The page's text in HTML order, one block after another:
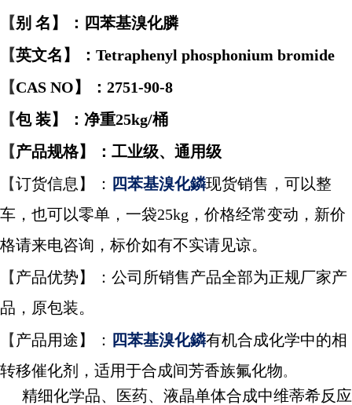
【别 名 】
：四苯基溴化膦
【英文名 】
：Tetraphenyl phosphonium bromide
【CAS NO】
：2751-90-8
【包 装】
：净重25kg/桶
【产品规格】
：工业级、通用级
【订货信息 】 ： 四苯基溴化鏻现货销售，可以整
车，也可以零单，一袋25kg，价格经常变动，新价
格请来电咨询，标价如有不实请见谅。
【产品优势】
：公司所销售产品全部为正规厂家产
品，原包装。
【产品用途】 ： 四苯基溴化鏻有机合成化学中的相
转移催化剂，适用于合成间芳香族氟化物。
精细化学品、医药、液晶单体合成中维蒂希反应